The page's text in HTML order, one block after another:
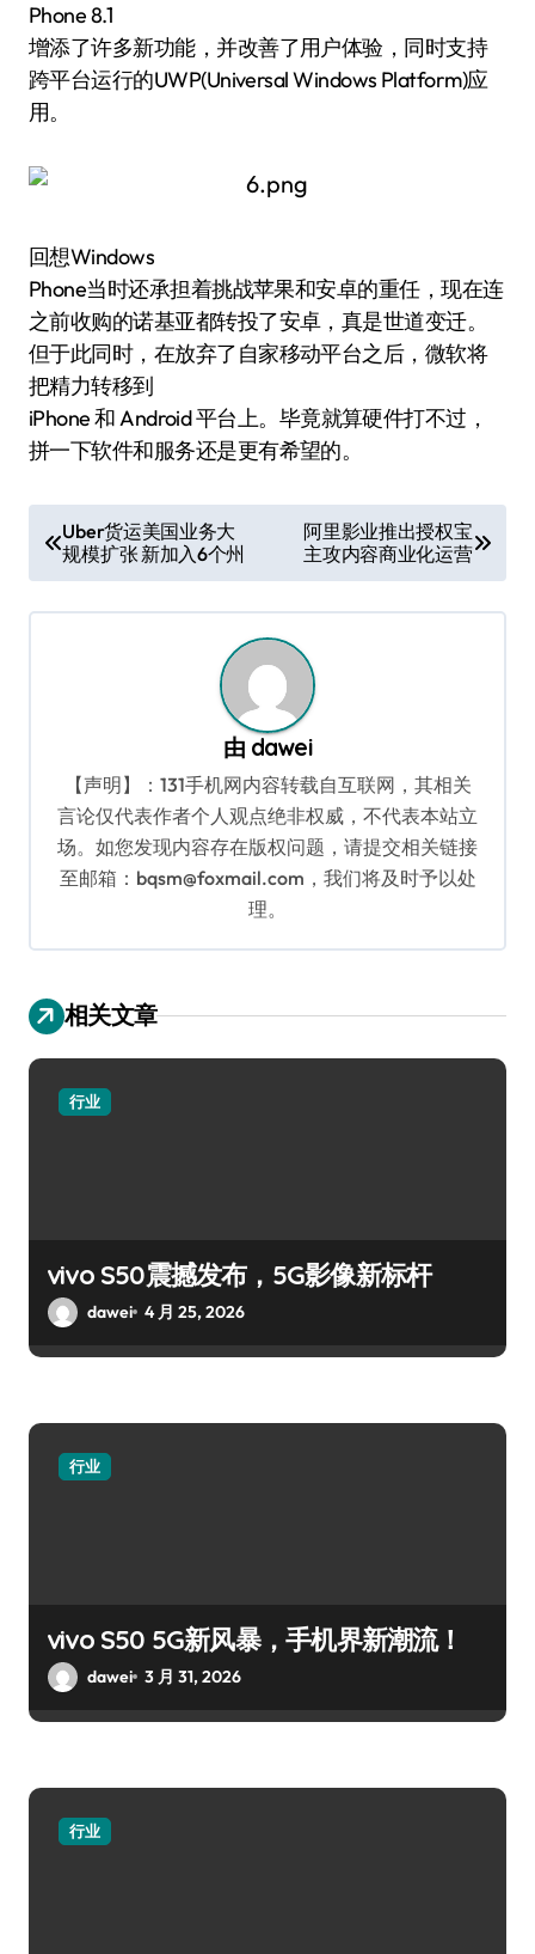
Phone 8.1
增添了许多新功能，并改善了用户体验，同时支持
跨平台运行的UWP(Universal Windows Platform)应
用。
回想Windows
Phone当时还承担着挑战苹果和安卓的重任，现在连
之前收购的诺基亚都转投了安卓，真是世道变迁。
但于此同时，在放弃了自家移动平台之后，微软将
把精力转移到
iPhone 和 Android 平台上。毕竟就算硬件打不过，
拼一下软件和服务还是更有希望的。
章
导
Uber货运美国业务大
规模扩张 新加入6个州
阿里影业推出授权宝
主攻内容商业化运营
由 dawei
【声明】：131手机网内容转载自互联网，其相关
言论仅代表作者个人观点绝非权威，不代表本站立
场。如您发现内容存在版权问题，请提交相关链接
至邮箱：bqsm@foxmail.com，我们将及时予以处
理。
相关文章
行业
vivo S50震撼发布，5G影像新标杆
dawei 4 月 25, 2026
行业
vivo S50 5G新风暴，手机界新潮流！
dawei 3 月 31, 2026
行业